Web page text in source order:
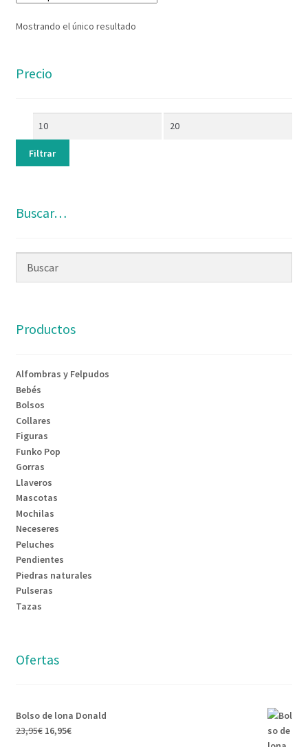
Mostrando el único resultado
Precio
Filtrar
Buscar…
Productos
Alfombras y Felpudos
Bebés
Bolsos
Collares
Figuras
Funko Pop
Gorras
Llaveros
Mascotas
Mochilas
Neceseres
Peluches
Pendientes
Piedras naturales
Pulseras
Tazas
Ofertas
Bolso de lona Donald
23,95€ 16,95€